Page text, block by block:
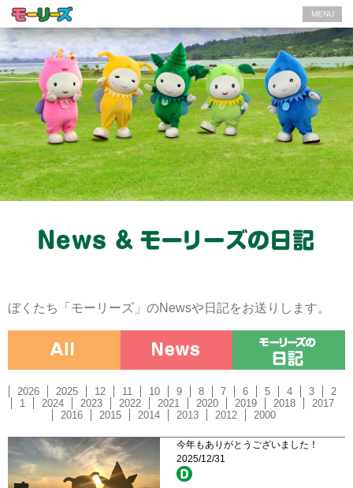
MENU
ぼくたち「モーリーズ」のNewsや日記をお送りします。
2026 2025 12 11 10 9 8 7 6 5 4 3
2
1
2024 2023 2022 2021 2020 2019 2018
2017
2016
2015 2014 2013 2012 2000
今年もありがとうございました！
2025/12/31